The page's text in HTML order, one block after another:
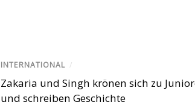
INTERNATIONAL /
Zakaria und Singh krönen sich zu
und schreiben Geschichte